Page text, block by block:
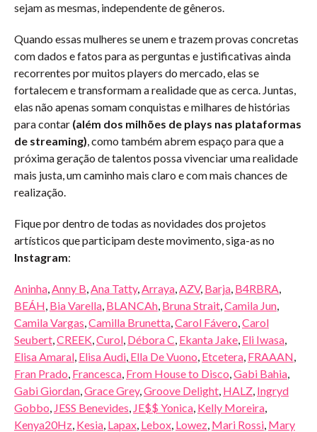
sejam as mesmas, independente de gêneros.
Quando essas mulheres se unem e trazem provas concretas
com dados e fatos para as perguntas e justificativas ainda
recorrentes por muitos players do mercado, elas se
fortalecem e transformam a realidade que as cerca. Juntas,
elas não apenas somam conquistas e milhares de histórias
para contar (além dos milhões de plays nas plataformas
de streaming), como também abrem espaço para que a
próxima geração de talentos possa vivenciar uma realidade
mais justa, um caminho mais claro e com mais chances de
realização.
Fique por dentro de todas as novidades dos projetos
artísticos que participam deste movimento, siga-as no
Instagram:
Aninha,Anny B,Ana Tatty,Arraya,AZV, Barja, B4RBRA,
BEÁH, Bia Varella, BLANCAh, Bruna Strait,Camila Jun,
Camila Vargas,Camilla Brunetta,Carol Fávero,Carol
Seubert,CREEK,Curol, Débora C, Ekanta Jake, Eli Iwasa,
Elisa Amaral, Elisa Audi, Ella De Vuono, Etcetera, FRAAAN,
Fran Prado, Francesca, From House to Disco,Gabi Bahia,
Gabi Giordan,Grace Grey,Groove Delight, HALZ, Ingryd
Gobbo, JESS Benevides, JE$$ Yonica, Kelly Moreira,
Kenya20Hz, Kesia, Lapax, Lebox, Lowez, Mari Rossi, Mary